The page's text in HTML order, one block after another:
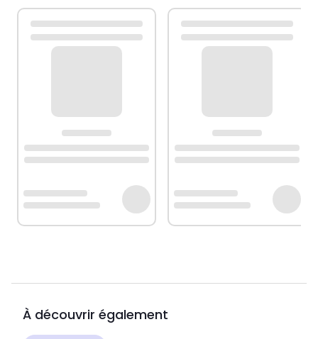
À découvrir également